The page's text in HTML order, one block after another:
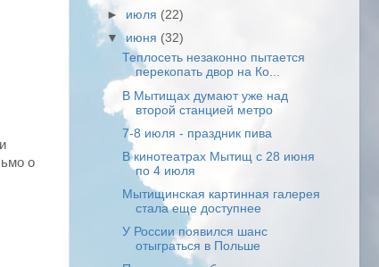
о
► июля (22)
▼июня (32)
Теплосеть незаконно пытается
перекопать двор на Ко...
В Мытищах думают уже над
второй станцией метро
7-8 июля - праздник пива
В кинотеатрах Мытищ с 28 июня
по 4 июля
Мытищинская картинная галерея
стала еще доступнее
У России появился шанс
отыграться в Польше